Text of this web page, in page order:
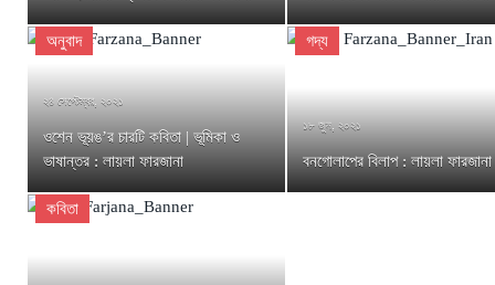
অনুবাদ
২৪ সেপ্টেম্বর, ২০২১
ওশেন ভূয়ঙ’র চারটি কবিতা | ভূমিকা ও
ভাষান্তর : লায়লা ফারজানা
গদ্য
১৮ জুন, ২০২১
বনগোলাপের বিলাপ : লায়লা ফারজানা
কবিতা